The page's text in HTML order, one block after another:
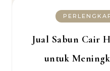
Jual Sabun Cair
untuk